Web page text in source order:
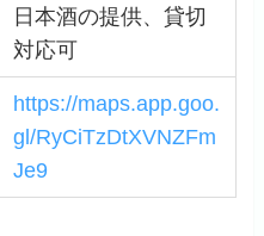
日本酒の提供、貸切
対応可
https://maps.app.goo.
gl/RyCiTzDtXVNZFm
Je9